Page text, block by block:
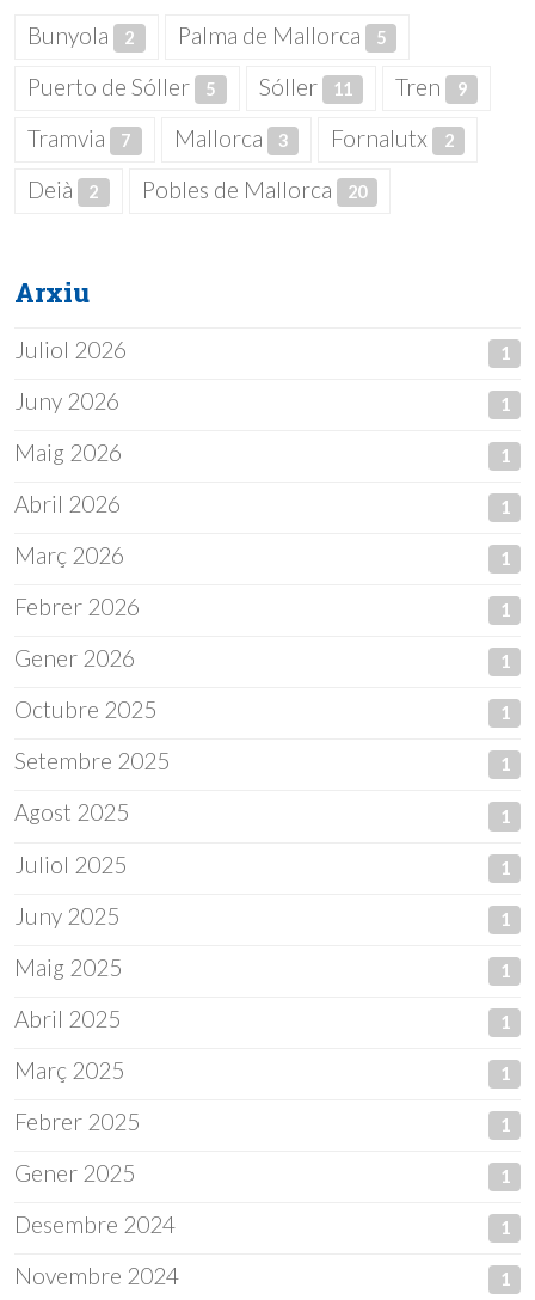
Bunyola 2 Palma de Mallorca 5
Puerto de Sóller 5 Sóller 11 Tren 9
Tramvia 7 Mallorca 3 Fornalutx 2
Deià 2 Pobles de Mallorca 20
Arxiu
Juliol 2026 1
Juny 2026 1
Maig 2026 1
Abril 2026 1
Març 2026 1
Febrer 2026 1
Gener 2026 1
Octubre 2025 1
Setembre 2025 1
Agost 2025 1
Juliol 2025 1
Juny 2025 1
Maig 2025 1
Abril 2025 1
Març 2025 1
Febrer 2025 1
Gener 2025 1
Desembre 2024 1
Novembre 2024 1